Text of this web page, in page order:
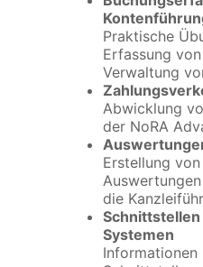
Praktische
Erfassung
Verwaltung
Abwicklung
der NoRA
Erstellung
die
Systemen
Informationen